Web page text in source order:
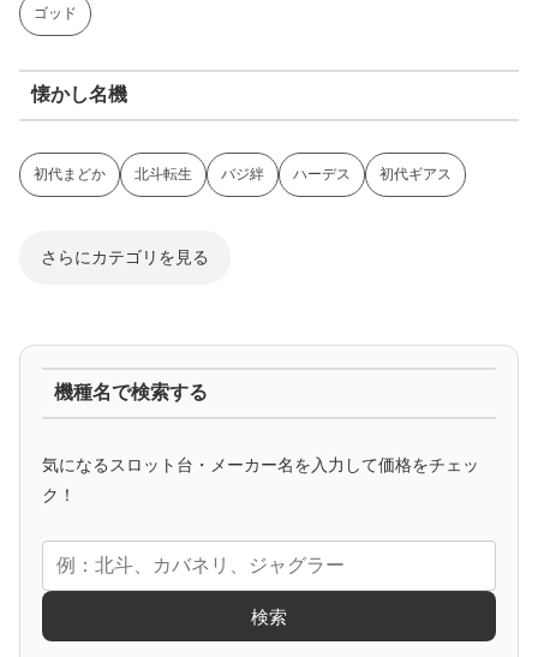
ゴッド
懐かし名機
初代まどか 北斗転生 バジ絆 ハーデス 初代ギアス
さらにカテゴリを見る
アニメタイアップ
エヴァ コードギアス 化物語 炎炎ノ消防隊
機種名で検索する
気になるスロット台・メーカー名を入力して価格をチェッ
ク！
検索